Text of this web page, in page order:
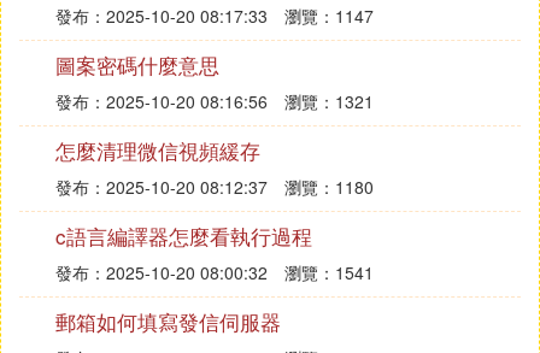
發布：2025-10-20 08:17:33 瀏覽：1147
圖案密碼什麼意思
發布：2025-10-20 08:16:56 瀏覽：1321
怎麼清理微信視頻緩存
發布：2025-10-20 08:12:37 瀏覽：1180
c語言編譯器怎麼看執行過程
發布：2025-10-20 08:00:32 瀏覽：1541
郵箱如何填寫發信伺服器